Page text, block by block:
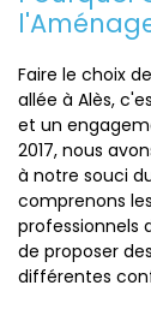
Faire le choix
allée à Alès,
et un
2017, nous
à notre souci
comprenons
professionnels
de proposer
différentes